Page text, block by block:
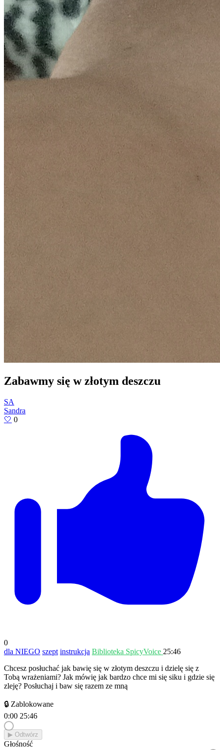
Zabawmy się w złotym deszczu
SA
Sandra
🤍 0
0
dla NIEGO szept instrukcja Biblioteka SpicyVoice 25:46
Chcesz posłuchać jak bawię się w złotym deszczu i dzielę się z
Tobą wrażeniami? Jak mówię jak bardzo chce mi się siku i gdzie się
zleję? Posłuchaj i baw się razem ze mną
🔒 Zablokowane
0:00 25:46
▶︎ Odtwórz
Głośność